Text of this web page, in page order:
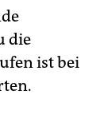
die
ist bei